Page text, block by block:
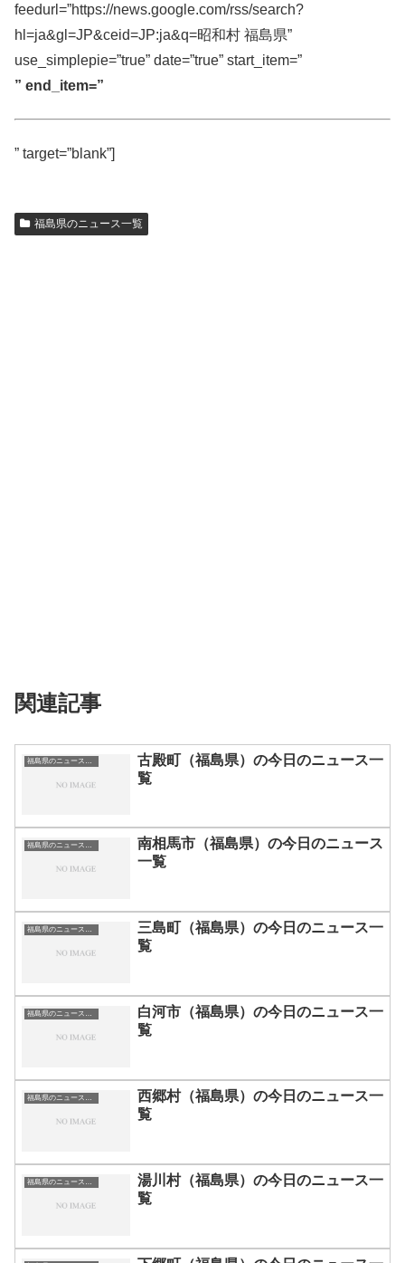
feedurl=”https://news.google.com/rss/search?
hl=ja&gl=JP&ceid=JP:ja&q=昭和村 福島県”
use_simplepie=”true” date=”true” start_item=”
” end_item=”
” target=”blank”]
福島県のニュース一覧
関連記事
福島県のニュース一覧
古殿町（福島県）の今日のニュース一
覧
福島県のニュース一覧
南相馬市（福島県）の今日のニュース
一覧
福島県のニュース一覧
三島町（福島県）の今日のニュース一
覧
福島県のニュース一覧
白河市（福島県）の今日のニュース一
覧
福島県のニュース一覧
西郷村（福島県）の今日のニュース一
覧
福島県のニュース一覧
湯川村（福島県）の今日のニュース一
覧